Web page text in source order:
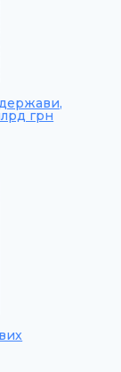
держави,
грн